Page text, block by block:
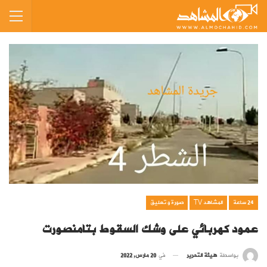
24 ساعة المشاهد TV صورة و تعليق
عمود كهربائي على وشك السقوط بتامنصورت
بواسطة هيئة التحرير في 20 مارس, 2022